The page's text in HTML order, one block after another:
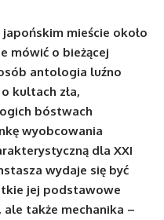
mieście około
mówić o bieżącej
antologia luźno
kultach zła,
bóstwach
wyobcowania
dla XXI
wydaje się być
jej podstawowe
także mechanika –